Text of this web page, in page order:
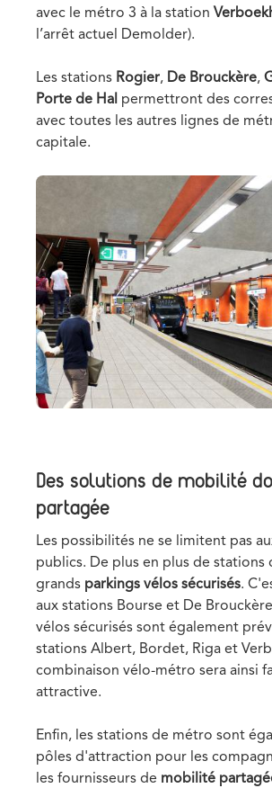
avec le métro 3 à la station
l’arrêt actuel Demolder).
Les stations Rogier, De Brouckère,
Porte de Hal permettront des
avec toutes les autres lignes de
capitale.
Media
Image
Des solutions de mobilité
partagée
Les possibilités ne se limitent pas
publics. De plus en plus de stations
grands parkings vélos sécurisés.
aux stations Bourse et De
vélos sécurisés sont également
stations Albert, Bordet, Riga et
combinaison vélo-métro sera ainsi
attractive.
Enfin, les stations de métro sont
pôles d'attraction pour les
les fournisseurs de mobilité